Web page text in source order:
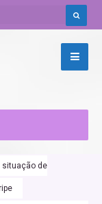
situação de